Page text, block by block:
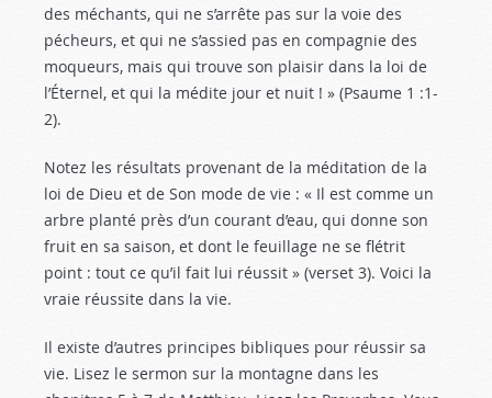
des méchants, qui ne s’arrête pas sur la voie des
pécheurs, et qui ne s’assied pas en compagnie des
moqueurs, mais qui trouve son plaisir dans la loi de
l’Éternel, et qui la médite jour et nuit ! » (Psaume 1 :1-
2).
Notez les résultats provenant de la méditation de la
loi de Dieu et de Son mode de vie : « Il est comme un
arbre planté près d’un courant d’eau, qui donne son
fruit en sa saison, et dont le feuillage ne se flétrit
point : tout ce qu’il fait lui réussit » (verset 3). Voici la
vraie réussite dans la vie.
Il existe d’autres principes bibliques pour réussir sa
vie. Lisez le sermon sur la montagne dans les